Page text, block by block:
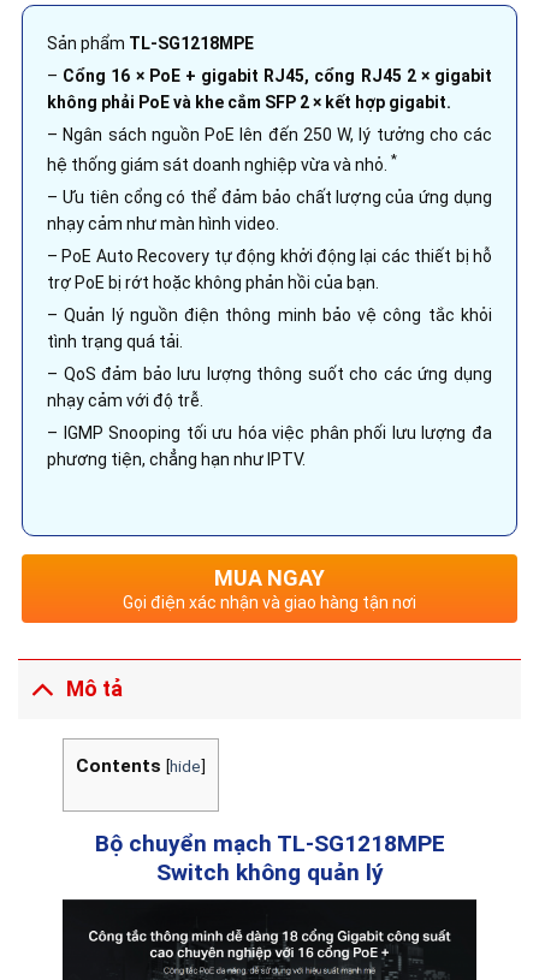
Sản phẩm TL-SG1218MPE
– Cổng 16 × PoE + gigabit RJ45, cổng RJ45 2 × gigabit
không phải PoE và khe cắm SFP 2 × kết hợp gigabit.
– Ngân sách nguồn PoE lên đến 250 W, lý tưởng cho các
hệ thống giám sát doanh nghiệp vừa và nhỏ. *
– Ưu tiên cổng có thể đảm bảo chất lượng của ứng dụng
nhạy cảm như màn hình video.
– PoE Auto Recovery tự động khởi động lại các thiết bị hỗ
trợ PoE bị rớt hoặc không phản hồi của bạn.
– Quản lý nguồn điện thông minh bảo vệ công tắc khỏi
tình trạng quá tải.
– QoS đảm bảo lưu lượng thông suốt cho các ứng dụng
nhạy cảm với độ trễ.
– IGMP Snooping tối ưu hóa việc phân phối lưu lượng đa
phương tiện, chẳng hạn như IPTV.
MUA NGAY
Gọi điện xác nhận và giao hàng tận nơi
Mô tả
Contents [hide]
Bộ chuyển mạch TL-SG1218MPE
Switch không quản lý